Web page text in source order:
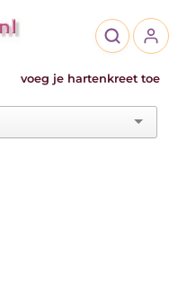
voeg je hartenkreet toe